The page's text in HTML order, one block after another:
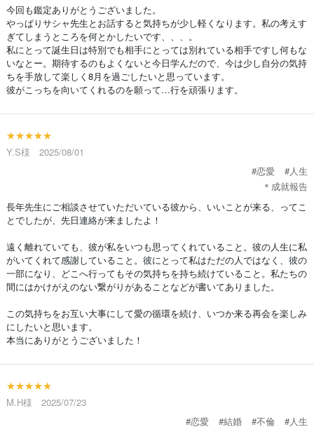
今回も鑑定ありがとうございました。
やっぱりサシャ先生とお話すると気持ちが少し軽くなります。私の考えす
ぎてしまうところを何とかしたいです、、、。
私にとって誕生日は特別でも相手にとっては別れている相手ですし何もな
いなとー。期待するのもよくないと今日学んだので、今は少し自分の気持
ちを手放して楽しく8月を過ごしたいと思っています。
彼がこっちを向いてくれるのを願って…行を頑張ります。
★★★★★
Y.S様 2025/08/01
#恋愛
#人生
＊成就報告
長年先生にご相談させていただいている彼から、いいことが来る、ってこ
とでしたが、先日連絡が来ましたよ！
遠く離れていても、彼が私をいつも思ってくれていること。彼の人生に私
がいてくれて感謝していること。彼にとって私はただの人ではなく、彼の
一部になり、どこへ行ってもその気持ちを持ち続けていること。私たちの
間にはかけがえのない繋がりがあることなどが書いてありました。
この気持ちをお互い大事にして愛の循環を続け、いつか来る再会を楽しみ
にしたいと思います。
本当にありがとうございました！
★★★★★
M.H様 2025/07/23
#恋愛
#結婚 #不倫
#人生